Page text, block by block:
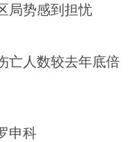
局势感到担忧
亡人数较去年底倍
申科